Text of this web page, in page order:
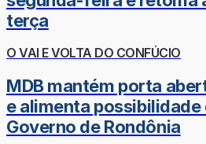
terça
O VAI E VOLTA DO CONFÚCIO
MDB mantém porta
e alimenta
Governo de Rondônia